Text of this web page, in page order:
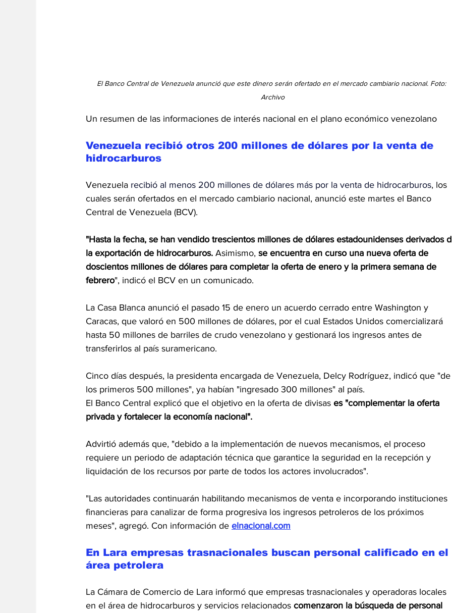
El Banco Central de Venezuela anunció que este dinero serán ofertado en el mercado cambiario nacional. Foto:
Archivo
Un resumen de las informaciones de interés nacional en el plano económico venezolano
Venezuela recibió otros 200 millones de dólares por la venta de
hidrocarburos
Venezuela recibió al menos 200 millones de dólares más por la venta de hidrocarburos, los
cuales serán ofertados en el mercado cambiario nacional, anunció este martes el Banco
Central de Venezuela (BCV).
"Hasta la fecha, se han vendido trescientos millones de dólares estadounidenses derivados
la exportación de hidrocarburos. Asimismo, se encuentra en curso una nueva oferta de
doscientos millones de dólares para completar la oferta de enero y la primera semana de
febrero", indicó el BCV en un comunicado.
La Casa Blanca anunció el pasado 15 de enero un acuerdo cerrado entre Washington y
Caracas, que valoró en 500 millones de dólares, por el cual Estados Unidos comercializará
hasta 50 millones de barriles de crudo venezolano y gestionará los ingresos antes de
transferirlos al país suramericano.
Cinco días después, la presidenta encargada de Venezuela, Delcy Rodríguez, indicó que
los primeros 500 millones", ya habían "ingresado 300 millones" al país.
El Banco Central explicó que el objetivo en la oferta de divisas es "complementar la oferta
privada y fortalecer la economía nacional".
Advirtió además que, "debido a la implementación de nuevos mecanismos, el proceso
requiere un periodo de adaptación técnica que garantice la seguridad en la recepción y
liquidación de los recursos por parte de todos los actores involucrados".
"Las autoridades continuarán habilitando mecanismos de venta e incorporando instituciones
financieras para canalizar de forma progresiva los ingresos petroleros de los próximos
meses", agregó. Con información de elnacional.com
En Lara empresas trasnacionales buscan personal calificado en el
área petrolera
La Cámara de Comercio de Lara informó que empresas trasnacionales y operadoras locales
en el área de hidrocarburos y servicios relacionados comenzaron la búsqueda de personal